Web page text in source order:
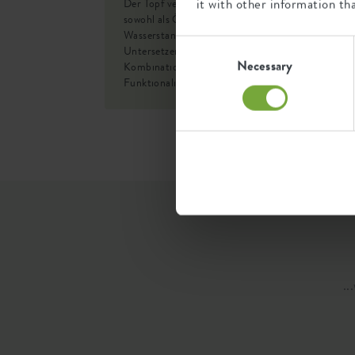
Selection
Necessary
SKU
Der Topf verfügt über einen schrägen Knick, der
sowohl als Öffnung zur Überprüfung des
Wasserstandes als auch als Platz für den
Untersetzer dient. So entsteht eine fesselnde
Kombination aus Minimalismus, Charme und
Funktionalität.